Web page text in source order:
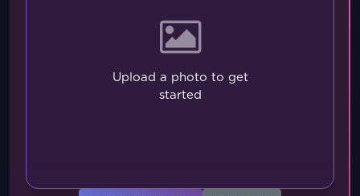
Upload a photo to get
started